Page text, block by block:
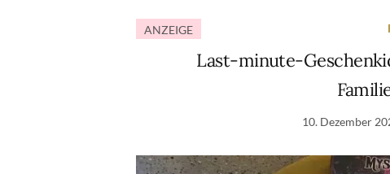
ANZEIGE
Last-minute-
10. Dezember